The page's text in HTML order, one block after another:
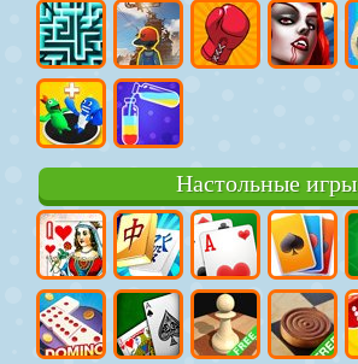
Настольные игры